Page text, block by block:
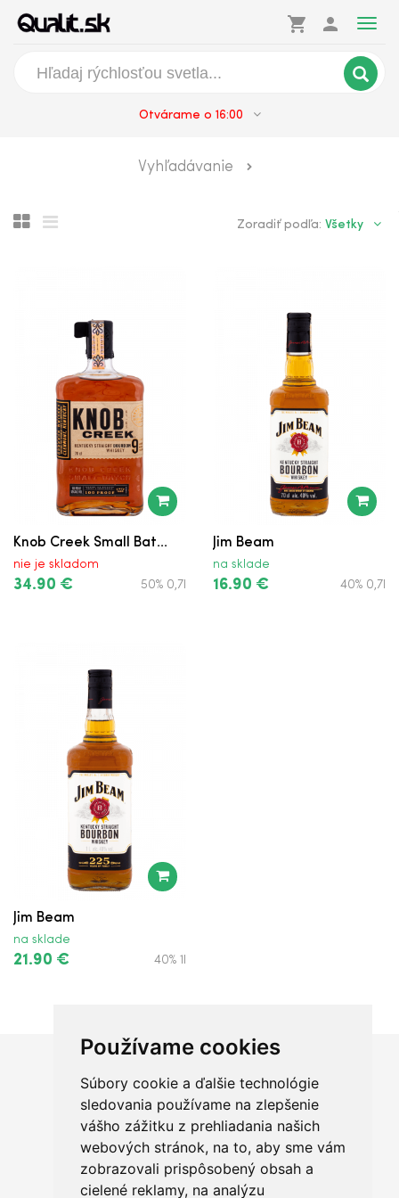
Používame cookies
Súbory cookie a ďalšie technológie
sledovania používame na zlepšenie
vášho zážitku z prehliadania našich
webových stránok, na to, aby sme vám
zobrazovali prispôsobený obsah a
cielené reklamy, na analýzu
Otvárame o 16:00
shopping_cart person
Knob Creek Small Batch
Vyhľadávanie
Zoradiť podľa: Všetky
Knob Creek Small Bat...
nie je skladom
34.90 € 50% 0,7l
Jim Beam
na sklade
16.90 € 40% 0,7l
Jim Beam
na sklade
21.90 € 40% 1l
Chceš sa radšej porozprávať?